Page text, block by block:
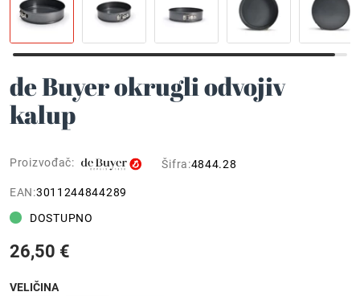
de Buyer okrugli odvojiv
kalup
Proizvođač: Šifra:4844.28
EAN:3011244844289
DOSTUPNO
26,50 €
VELIČINA